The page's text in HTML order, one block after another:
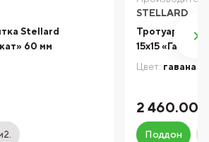
Stellard
60 мм
STELLARD
Тротуарная
15х15
Цвет: гавана
2 460.00
Поддон